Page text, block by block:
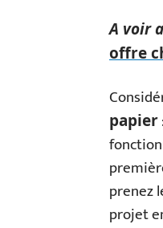
A voir
offre
papier
prenez
projet